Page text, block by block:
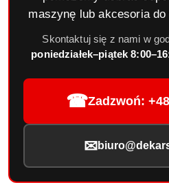
maszynę lub akcesoria
Skontaktuj się z nami w
poniedziałek–piątek
☎Zadzwoń:
✉